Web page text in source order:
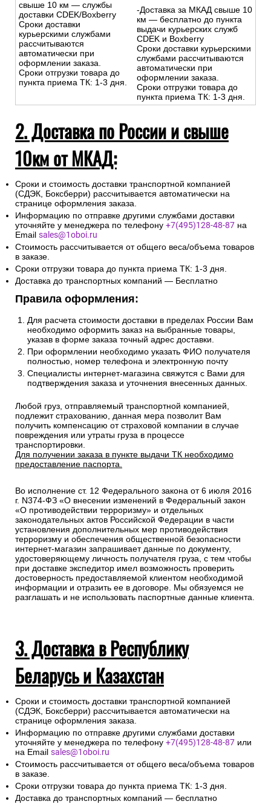
свыше 10 км — службы
доставки CDEK/Boxberry
Сроки доставки
курьерскими службами
рассчитываются
автоматически при
оформлении заказа.
Сроки отгрузки товара до
пункта приема ТК: 1-3 дня.
-Доставка за МКАД свыше 10
км — бесплатно до пункта
выдачи курьерских служб
CDEK и Boxberry
Сроки доставки курьерскими
службами рассчитываются
автоматически при
оформлении заказа.
Сроки отгрузки товара до
пункта приема ТК: 1-3 дня.
2. Доставка по России и свыше
10км от МКАД:
Сроки и стоимость доставки транспортной компанией
(СДЭК, Боксберри) рассчитывается автоматически на
странице оформления заказа.
Информацию по отправке другими службами доставки
уточняйте у менеджера по телефону +7(495)128-48-87 на
Email sales@1oboi.ru
Стоимость рассчитывается от общего веса/объема товаров
в заказе.
Сроки отгрузки товара до пункта приема ТК: 1-3 дня.
Доставка до транспортных компаний — Бесплатно
Правила оформления:
Для расчета стоимости доставки в пределах России Вам
необходимо оформить заказ на выбранные товары,
указав в форме заказа точный адрес доставки.
При оформлении необходимо указать ФИО получателя
полностью, номер телефона и электронную почту
Специалисты интернет-магазина свяжутся с Вами для
подтверждения заказа и уточнения внесенных данных.
Любой груз, отправляемый транспортной компанией,
подлежит страхованию, данная мера позволит Вам
получить компенсацию от страховой компании в случае
повреждения или утраты груза в процессе
транспортировки.
Для получении заказа в пункте выдачи ТК необходимо
предоставление паспорта.
Во исполнение ст. 12 Федерального закона от 6 июля 2016
г. N374-ФЗ «О внесении изменений в Федеральный закон
«О противодействии терроризму» и отдельных
законодательных актов Российской Федерации в части
установления дополнительных мер противодействия
терроризму и обеспечения общественной безопасности
интернет-магазин запрашивает данные по документу,
удостоверяющему личность получателя груза, с тем чтобы
при доставке экспедитор имел возможность проверить
достоверность предоставляемой клиентом необходимой
информации и отразить ее в договоре. Мы обязуемся не
разглашать и не использовать паспортные данные клиента.
3. Доставка в Республику
Беларусь и Казахстан
Сроки и стоимость доставки транспортной компанией
(СДЭК, Боксберри) рассчитывается автоматически на
странице оформления заказа.
Информацию по отправке другими службами доставки
уточняйте у менеджера по телефону +7(495)128-48-87 или
на Email sales@1oboi.ru
Стоимость рассчитывается от общего веса/объема товаров
в заказе.
Сроки отгрузки товара до пункта приема ТК: 1-3 дня.
Доставка до транспортных компаний — бесплатно